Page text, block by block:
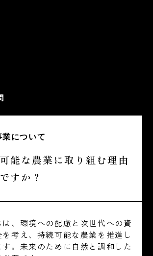
について
能な農業に取り組む理由
すか？
は、環境への配慮と次世代への資
考え、持続可能な農業を推進し
す。未来のために自然と調和した